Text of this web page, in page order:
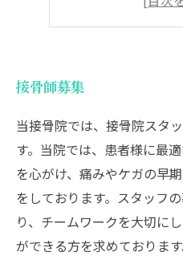
接骨師募集
当接骨院では、接骨院スタ
す。当院では、患者様に最
を心がけ、痛みやケガの早
をしております。スタッフ
り、チームワークを大切に
ができる方を求めておりま